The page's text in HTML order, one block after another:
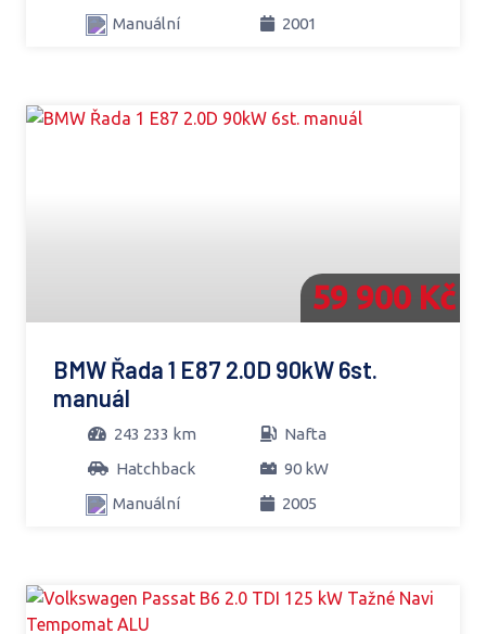
Manuální
2001
59 900 Kč
BMW Řada 1 E87 2.0D 90kW 6st.
manuál
243 233 km
Nafta
Hatchback
90 kW
Manuální
2005